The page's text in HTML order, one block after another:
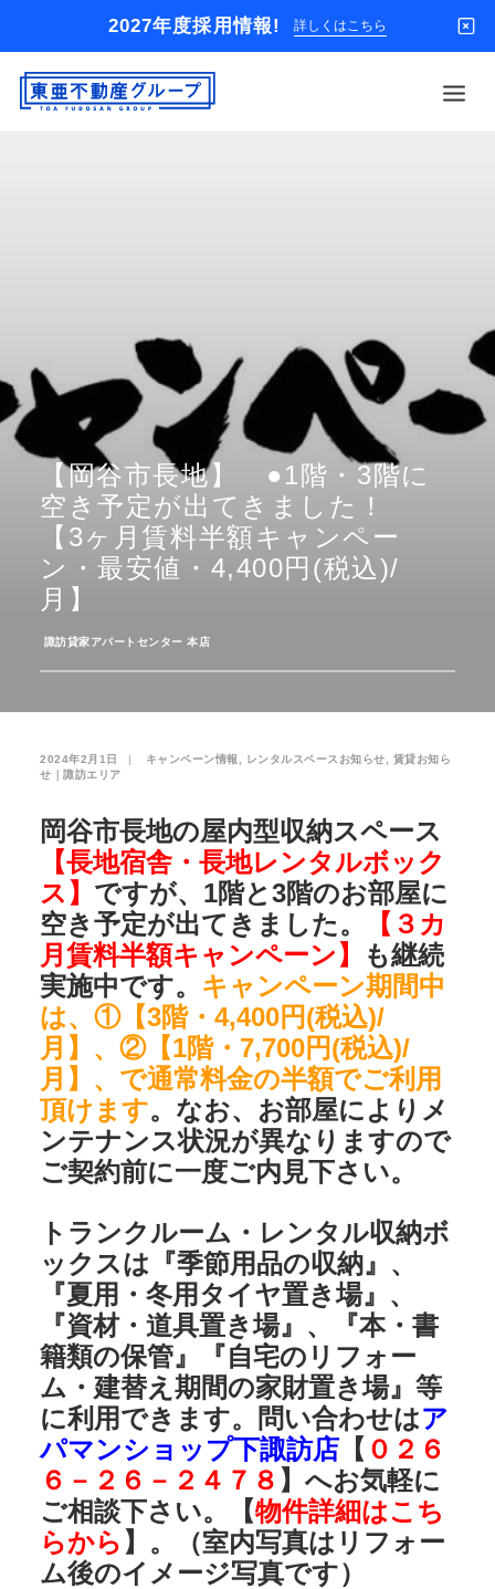
2027年度採用情報! 詳しくはこちら
入居者様専用
解約のお申込み
企業情報
お問い合わせ
お気に入り 閲覧履歴
【岡谷市長地】 ●1階・3階に
空き予定が出てきました！
【3ヶ月賃料半額キャンペー
ン・最安値・4,400円(税込)/
月】
諏訪貸家アパートセンター 本店
2024年2月1日 | キャンペーン情報 レンタルスペースお知らせ
賃貸お知ら
せ｜諏訪エリア
岡谷市長地の屋内型収納スペース
【長地宿舎・長地レンタルボック
ス】 ですが、1階と3階のお部屋に
空き予定が出てきました。
【３カ
月賃料半額キャンペーン】
も継続
実施中です。 キャンペーン期間中
は、①【3階・4,400円(税込)/
月】、②【1階・7,700円(税込)/
月】、で通常料金の半額でご利用
頂けます。なお、お部屋によりメ
ンテナンス状況が異なりますので
ご契約前に一度ご内見下さい。
トランクルーム・レンタル収納ボ
ックスは 『季節用品の収納』、
『夏用・冬用タイヤ置き場』、
『資材・道具置き場』、『本・書
籍類の保管』『自宅のリフォー
ム・建替え期間の家財置き場』 等
に利用できます。問い合わせはア
パマンショップ下諏訪店 【 ０２６
６－２６－２４７８ 】へお気軽に
ご相談下さい。【物件詳細はこち
らから 】。（室内写真はリフォー
ム後のイメージ写真です）